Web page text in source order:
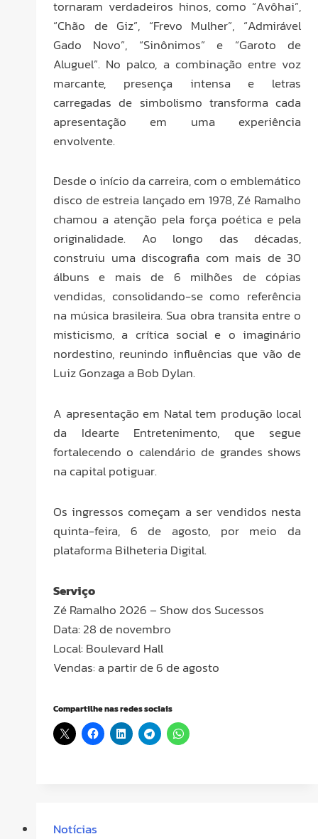
tornaram verdadeiros hinos, como “Avôhai”,
“Chão de Giz”, “Frevo Mulher”, “Admirável
Gado Novo”, “Sinônimos” e “Garoto de
Aluguel”. No palco, a combinação entre voz
marcante, presença intensa e letras
carregadas de simbolismo transforma cada
apresentação em uma experiência
envolvente.
Desde o início da carreira, com o emblemático
disco de estreia lançado em 1978, Zé Ramalho
chamou a atenção pela força poética e pela
originalidade. Ao longo das décadas,
construiu uma discografia com mais de 30
álbuns e mais de 6 milhões de cópias
vendidas, consolidando-se como referência
na música brasileira. Sua obra transita entre o
misticismo, a crítica social e o imaginário
nordestino, reunindo influências que vão de
Luiz Gonzaga a Bob Dylan.
A apresentação em Natal tem produção local
da Idearte Entretenimento, que segue
fortalecendo o calendário de grandes shows
na capital potiguar.
Os ingressos começam a ser vendidos nesta
quinta-feira, 6 de agosto, por meio da
plataforma Bilheteria Digital.
Serviço
Zé Ramalho 2026 – Show dos Sucessos
Data: 28 de novembro
Local: Boulevard Hall
Vendas: a partir de 6 de agosto
Compartilhe nas redes sociais
Notícias